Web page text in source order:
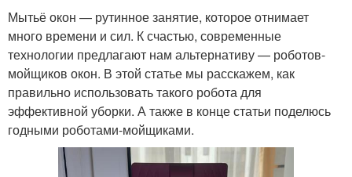
Мытьё окон — рутинное занятие, которое отнимает
много времени и сил. К счастью, современные
технологии предлагают нам альтернативу — роботов-
мойщиков окон. В этой статье мы расскажем, как
правильно использовать такого робота для
эффективной уборки. А также в конце статьи поделюсь
годными роботами-мойщиками.